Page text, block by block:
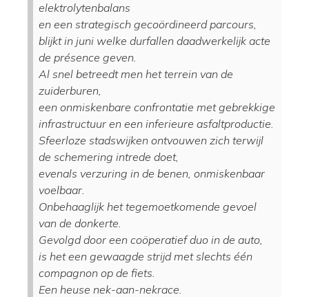
elektrolytenbalans
en een strategisch gecoördineerd parcours,
blijkt in juni welke durfallen daadwerkelijk acte
de présence geven.
Al snel betreedt men het terrein van de
zuiderburen,
een onmiskenbare confrontatie met gebrekkige
infrastructuur en een inferieure asfaltproductie.
Sfeerloze stadswijken ontvouwen zich terwijl
de schemering intrede doet,
evenals verzuring in de benen, onmiskenbaar
voelbaar.
Onbehaaglijk het tegemoetkomende gevoel
van de donkerte.
Gevolgd door een coöperatief duo in de auto,
is het een gewaagde strijd met slechts één
compagnon op de fiets.
Een heuse nek-aan-nekrace.